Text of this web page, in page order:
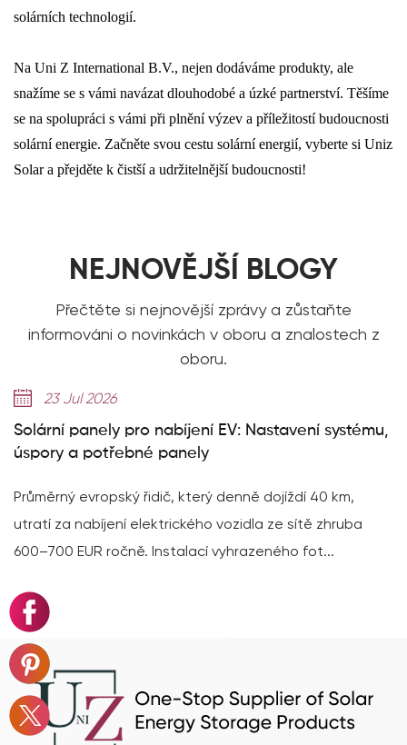
solárních technologií.
Na Uni Z International B.V., nejen dodáváme produkty, ale
snažíme se s vámi navázat dlouhodobé a úzké partnerství. Těšíme
se na spolupráci s vámi při plnění výzev a příležitostí budoucnosti
solární energie. Začněte svou cestu solární energií, vyberte si Uniz
Solar a přejděte k čistší a udržitelnější budoucnosti!
NEJNOVĚJŠÍ BLOGY
Přečtěte si nejnovější zprávy a zůstaňte
informováni o novinkách v oboru a znalostech z
oboru.
EV: Nastavení systému,
který denně dojíždí 40 km,
vozidla ze sítě zhruba
vyhrazeného fot...
Vysvětlení 314Ah
314Ah vysokokapacitní
dosahuje životnosti 8
datovém listu baterie